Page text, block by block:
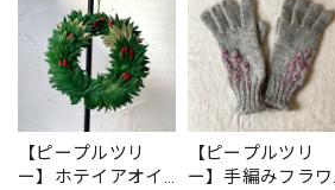
【ピープルツリ
ー】ホテイアオイ
【ピープルツリ
ー】手編みフラワ